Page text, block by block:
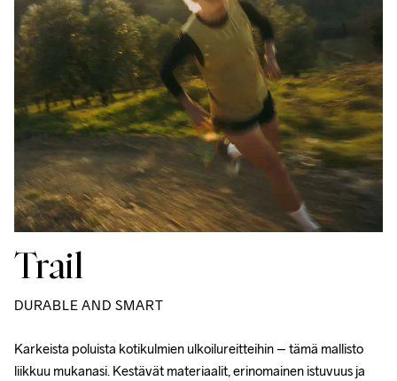
Trail
DURABLE AND SMART
Karkeista poluista kotikulmien ulkoilureitteihin – tämä mallisto
liikkuu mukanasi. Kestävät materiaalit, erinomainen istuvuus ja